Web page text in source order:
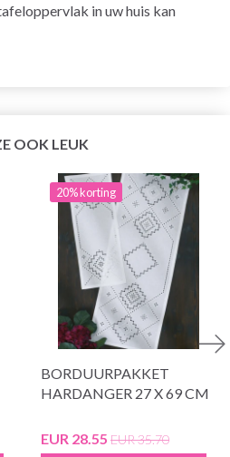
in uw huis kan
OOK LEUK
20% korting
BORDUURPAKKET
HARDANGER 27 X 69 CM
EUR 28.55 EUR 35.70